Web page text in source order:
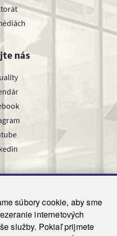
súbory cookie, aby sme
internetových
služby. Pokiaľ prijmete
nás